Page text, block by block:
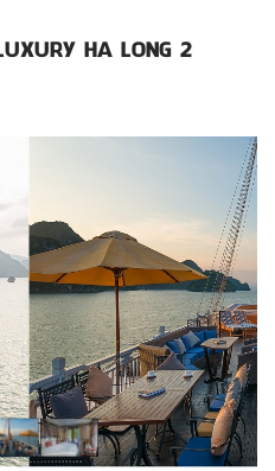
HA LONG 2